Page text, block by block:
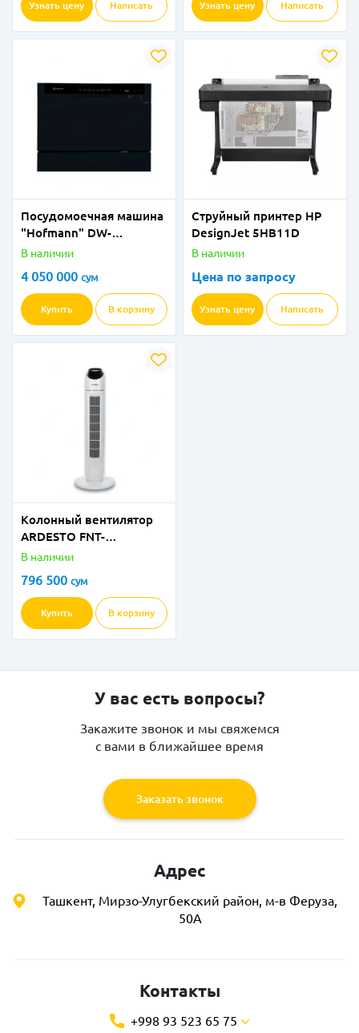
Узнать цену Написать Узнать цену Написать
Посудомоечная машина
"Hofmann" DW-
C67BK/HF (Черная) 6
В наличии
4 050 000 сум
Купить В корзину
Струйный принтер HP
DesignJet 5HB11D
В наличии
Цена по запросу
Узнать цену Написать
Колонный вентилятор
ARDESTO FNT-
R44X1WY22
В наличии
796 500 сум
Купить В корзину
У вас есть вопросы?
Закажите звонок и мы свяжемся
с вами в ближайшее время
Заказать звонок
Адрес
Ташкент, Мирзо-Улугбекский район, м-в Феруза,
50А
Контакты
+998 93 523 65 75